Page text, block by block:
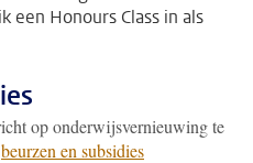
een Honours Class in als
op onderwijsvernieuwing te
beurzen en subsidies